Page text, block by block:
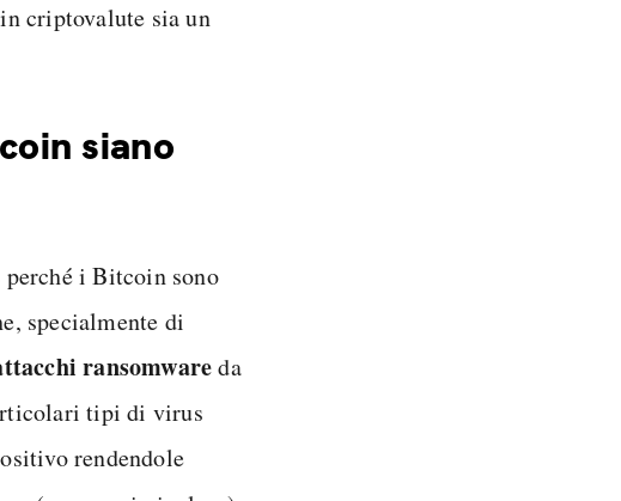
criptovalute sia un
siano
i Bitcoin sono
specialmente di
ransomwareda
tipi di virus
rendendole